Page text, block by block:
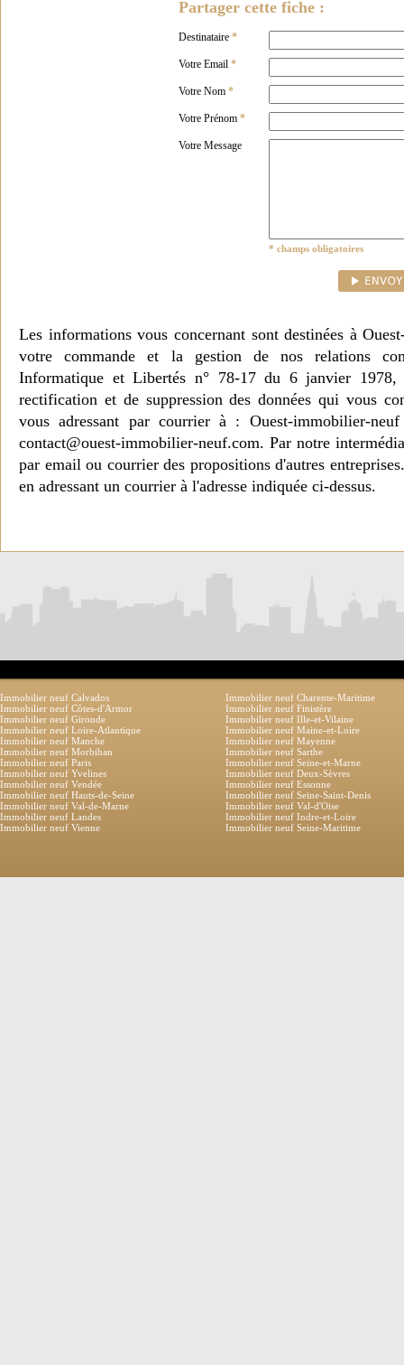
Partager cette fiche :
Destinataire *
Votre Email *
Votre Nom *
Votre Prénom *
Votre Message
* champs obligatoires
Les informations vous concernant sont destinées à
votre commande et la gestion de nos relations
Informatique et Libertés n° 78-17 du 6 janvier 1978,
rectification et de suppression des données qui vous
vous adressant par courrier à : Ouest-immobilier-
contact@ouest-immobilier-neuf.com. Par notre
par email ou courrier des propositions d'autres
en adressant un courrier à l'adresse indiquée ci-dessus.
Immobilier neuf Calvados
Immobilier neuf Charente-Maritime
Immobilier neuf Côtes-d'Armor
Immobilier neuf Finistère
Immobilier neuf Gironde
Immobilier neuf Ille-et-Vilaine
Immobilier neuf Loire-Atlantique
Immobilier neuf Maine-et-Loire
Immobilier neuf Manche
Immobilier neuf Mayenne
Immobilier neuf Morbihan
Immobilier neuf Sarthe
Immobilier neuf Paris
Immobilier neuf Seine-et-Marne
Immobilier neuf Yvelines
Immobilier neuf Deux-Sèvres
Immobilier neuf Vendée
Immobilier neuf Essonne
Immobilier neuf Hauts-de-Seine
Immobilier neuf Seine-Saint-Denis
Immobilier neuf Val-de-Marne
Immobilier neuf Val-d'Oise
Immobilier neuf Landes
Immobilier neuf Indre-et-Loire
Immobilier neuf Vienne
Immobilier neuf Seine-Maritime